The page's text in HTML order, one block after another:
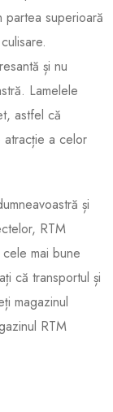
superioară
și nu
Lamelele
astfel că
a celor
și
RTM
mai bune
că transportul și
magazinul
RTM